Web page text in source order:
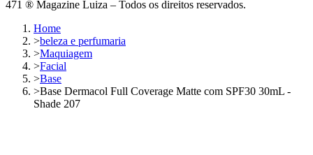
471 ® Magazine Luiza – Todos os direitos reservados.
Home
>beleza e perfumaria
>Maquiagem
>Facial
>Base
>Base Dermacol Full Coverage Matte com SPF30 30mL -
Shade 207